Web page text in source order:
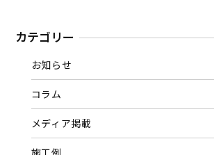
カテゴリー
お知らせ
コラム
メディア掲載